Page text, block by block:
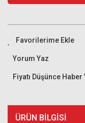
Yorum Yaz
Fiyatı Düşünce Haber
ÜRÜN BILGISI